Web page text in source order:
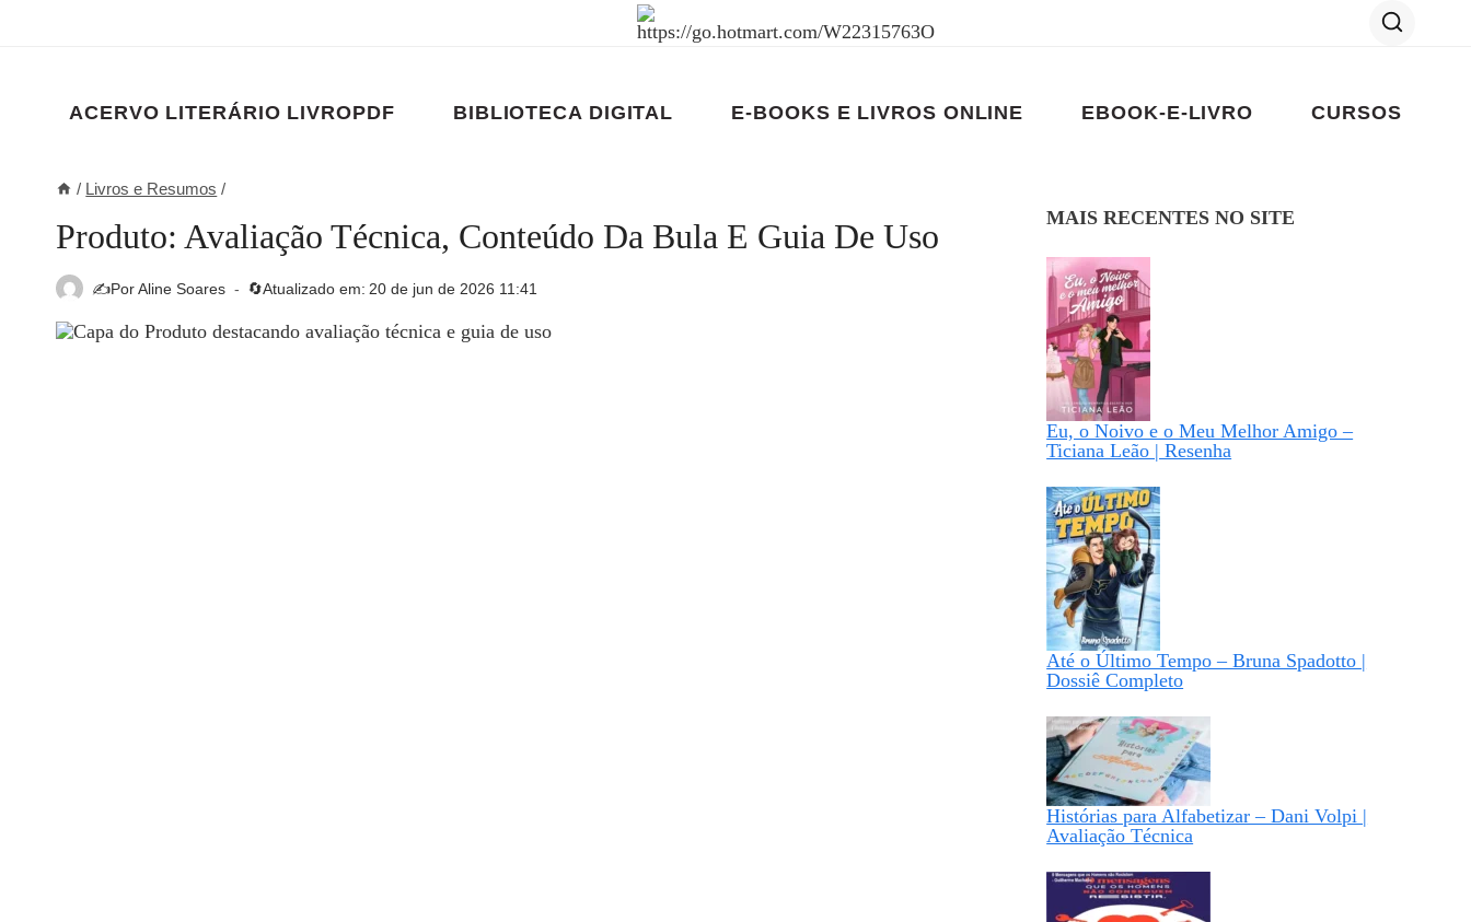
ACERVO LITERÁRIO LIVROPDF BIBLIOTECA DIGITAL E-BOOKS E LIVROS ONLINE EBOOK-E-LIVRO CURSOS
/ Livros e Resumos /
Produto: Avaliação Técnica, Conteúdo Da Bula E Guia De Uso
✍️PorAline Soares 🔄Atualizado em: 20 de jun de 2026 11:41
MAIS RECENTES NO SITE
Eu, o Noivo e o Meu Melhor Amigo –
Ticiana Leão | Resenha
Até o Último Tempo – Bruna Spadotto |
Dossiê Completo
Histórias para Alfabetizar – Dani Volpi |
Avaliação Técnica